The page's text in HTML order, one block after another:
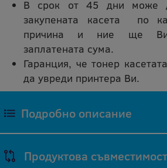
В срок от 45 дни може
закупената касета по
причина и ние ще Ви
заплатената сума.
Гаранция, че тонер
да увреди принтера Ви.
Подробно описание
РЕПРОИЗВЕДЕНА IT IMAGE
Продуктова съвместимост